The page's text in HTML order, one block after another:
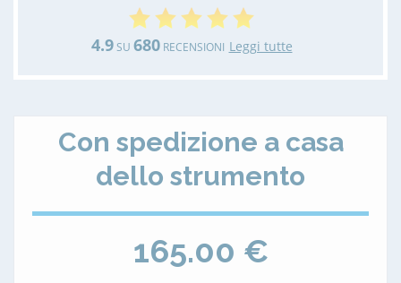
4.9SU 680RECENSIONI Leggi tutte
Con spedizione a casa
dello strumento
165.00 €